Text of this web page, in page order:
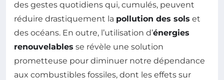
des gestes quotidiens qui, cumulés, peuvent
réduire drastiquement la pollution des sols et
des océans. En outre, l’utilisation d’énergies
renouvelables se révèle une solution
prometteuse pour diminuer notre dépendance
aux combustibles fossiles, dont les effets sur